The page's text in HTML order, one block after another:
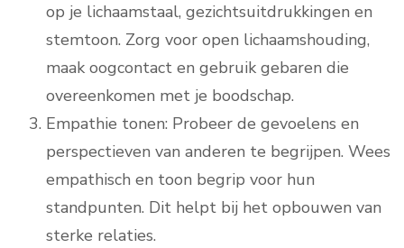
op je lichaamstaal, gezichtsuitdrukkingen en
stemtoon. Zorg voor open lichaamshouding,
maak oogcontact en gebruik gebaren die
overeenkomen met je boodschap.
Empathie tonen: Probeer de gevoelens en
perspectieven van anderen te begrijpen. Wees
empathisch en toon begrip voor hun
standpunten. Dit helpt bij het opbouwen van
sterke relaties.